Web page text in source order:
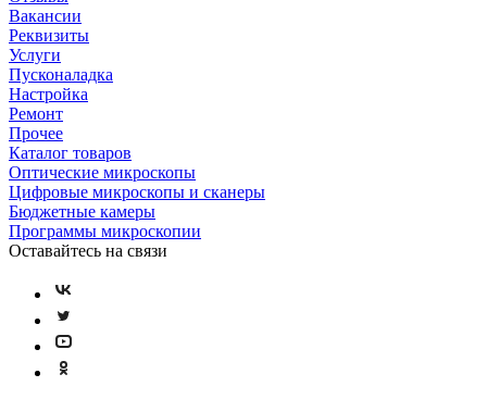
Вакансии
Реквизиты
Услуги
Пусконаладка
Настройка
Ремонт
Прочее
Каталог товаров
Оптические микроскопы
Цифровые микроскопы и сканеры
Бюджетные камеры
Программы микроскопии
Оставайтесь на связи